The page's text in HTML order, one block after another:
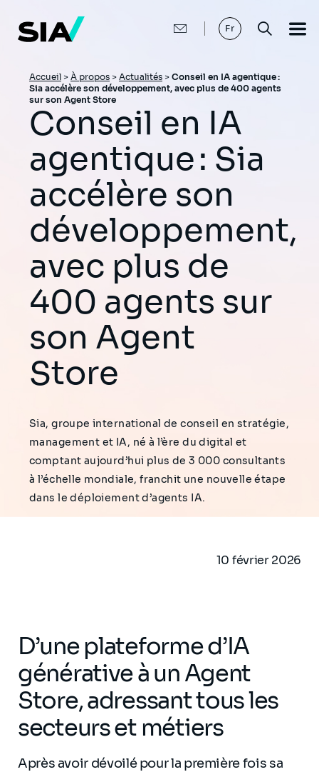
contenu
principal
Fr
Fil
d'Ariane
Accueil > À propos > Actualités > Conseil en IA agentique :
Sia accélère son développement, avec plus de 400 agents
sur son Agent Store
Conseil en IA
agentique : Sia
accélère son
développement,
avec plus de
400 agents sur
son Agent
Store
Sia, groupe international de conseil en stratégie,
management et IA, né à l’ère du digital et
comptant aujourd’hui plus de 3 000 consultants
à l’échelle mondiale, franchit une nouvelle étape
dans le déploiement d’agents IA.
10 février 2026
D’une plateforme d’IA
générative à un Agent
Store, adressant tous les
secteurs et métiers
Après avoir dévoilé pour la première fois sa